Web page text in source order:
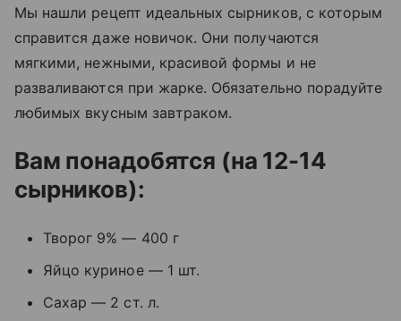
Мы нашли рецепт идеальных сырников, с которым
справится даже новичок. Они получаются
мягкими, нежными, красивой формы и не
разваливаются при жарке. Обязательно порадуйте
любимых вкусным завтраком.
Вам понадобятся (на 12-14
сырников):
Творог 9% — 400 г
Яйцо куриное — 1 шт.
Сахар — 2 ст. л.